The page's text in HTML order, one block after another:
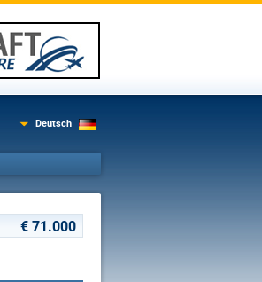
Deutsch
€ 71.000